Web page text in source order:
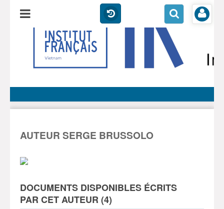
AUTEUR SERGE BRUSSOLO
DOCUMENTS DISPONIBLES ÉCRITS
PAR CET AUTEUR (4)